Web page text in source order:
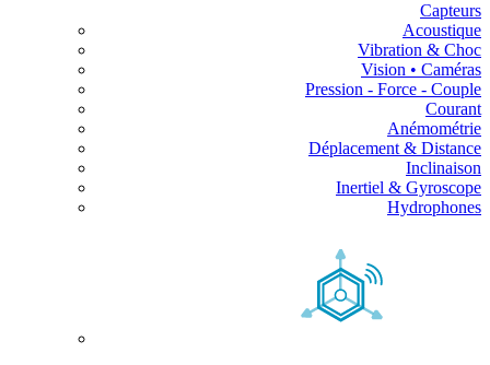
Capteurs
Acoustique
Vibration & Choc
Vision • Caméras
Pression - Force - Couple
Courant
Anémométrie
Déplacement & Distance
Inclinaison
Inertiel & Gyroscope
Hydrophones